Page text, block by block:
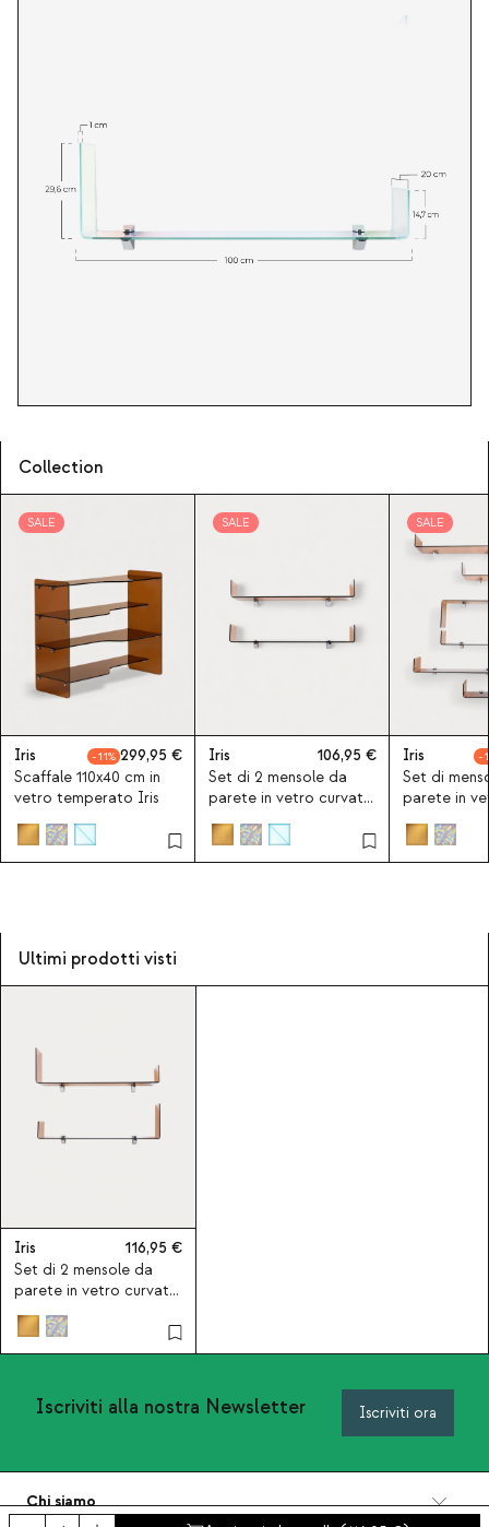
Collection
SALE
Iris 11
299,95
Scaffale 110x40 cm in
vetro temperato Iris
SALE
Iris
106,95
Set di 2 mensole da
parete in vetro curvato
Iris
SALE
Iris
Set di
parete in
Iris
Ultimi prodotti visti
Iris
116,95
Set di 2 mensole da
parete in vetro curvato
a L Iris
Iscriviti alla nostra Newsletter Iscriviti ora
Chi siamo